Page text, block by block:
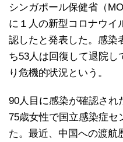
シンガポール保健省（
に１人の新型コロナウイ
認したと発表した。感染
ち53人は回復して退院
り危機的状況という。
90人目に感染が確認され
75歳女性で国立感染症セ
た。最近、中国への渡航